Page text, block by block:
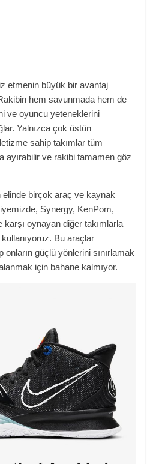
etmenin büyük bir avantaj
hem savunmada hem de
ve oyuncu yeteneklerini
Yalnızca çok üstün
sahip takımlar tüm
ayırabilir ve rakibi tamamen göz
birçok araç ve kaynak
Synergy, KenPom,
oynayan diğer takımlarla
Bu araçlar
güçlü yönlerini sınırlamak
için bahane kalmıyor.